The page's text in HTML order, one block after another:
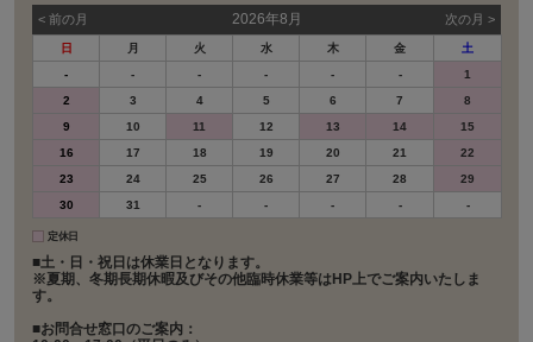
< 前の⽉ 2026年8月 次の⽉ >
日 月 火 水 木 金
土
-
- - - - -
1
2
3 4 5 6 7
8
9
10 11 12 13 14
15
16
17 18 19 20 21
22
23
24 25 26 27 28
29
30
31 - - - - -
定休日
■土・日・祝日は休業日となります。
※夏期、冬期長期休暇及びその他臨時休業等はHP上でご案内いたしま
す。
■お問合せ窓口のご案内：